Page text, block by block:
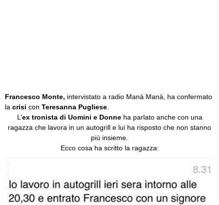
Francesco Monte, intervistato a radio Manà Manà, ha confermato
la crisi con Teresanna Pugliese
L’ex tronista di Uomini e Donneha parlato anche con una
ragazza che lavora in un autogrill e lui ha risposto che non stanno
più insieme.
Ecco cosa ha scritto la ragazza: